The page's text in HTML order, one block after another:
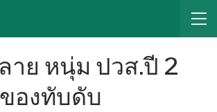
าย หนุ่ม ปวส.ปี 2
องทับดับ